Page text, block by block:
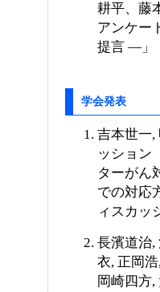
耕平、藤
アンケー
提言 ―」
学会発表
吉本世一,
ッション
ターがん
での対応
ィスカッ
長濱道治,
衣, 正岡
岡崎四方